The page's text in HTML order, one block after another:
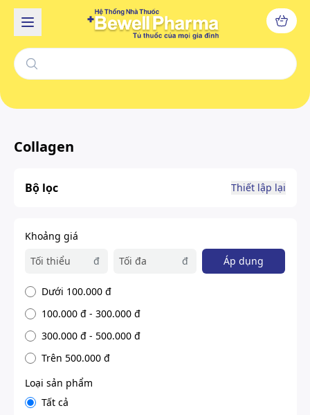
Collagen
Bộ lọc Thiết lập lại
Khoảng giá
đ
đ Áp dụng
Dưới 100.000 đ
100.000 đ - 300.000 đ
300.000 đ - 500.000 đ
Trên 500.000 đ
Loại sản phẩm
Tất cả